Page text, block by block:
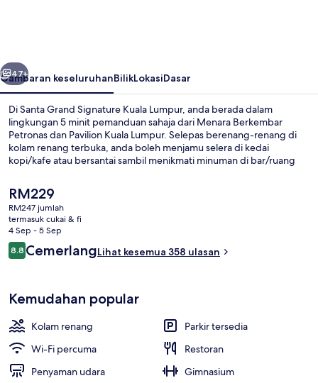
Seterusnya
47+
Gambaran keseluruhanBilikLokasiDasar
Di Santa Grand Signature Kuala Lumpur, anda berada dalam
lingkungan 5 minit pemanduan sahaja dari Menara Berkembar
Petronas dan Pavilion Kuala Lumpur. Selepas berenang-renang di
kolam renang terbuka, anda boleh menjamu selera di kedai
kopi/kafe atau bersantai sambil menikmati minuman di bar/ruang
Pengembara lain memuji tentang kakitangan dan lokasi.
Pengangkutan awam terletak berdekatan: jarak Stesen LRT Dang
Wangi ialah 5 minit dan Stesen Monorel Bukit Nanas ialah 8 minit.
Harga
semasa
ialah
RM229
RM229
RM247 jumlah
termasuk cukai & fi
4 Sep - 5 Sep
Ulasan
8.88.8 daripada 10
CemerlangLihat kesemua 358 ulasan
Kemudahan popular
Kolam renang
Parkir tersedia
Wi-Fi percuma
Restoran
Penyaman udara
Gimnasium